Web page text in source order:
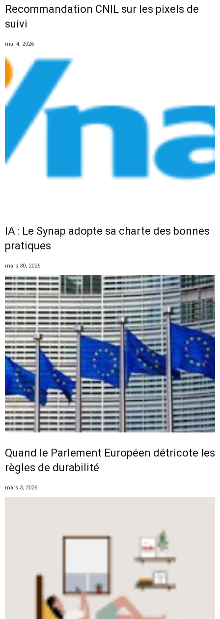
Recommandation CNIL sur les pixels de
suivi
mai 4, 2026
IA : Le Synap adopte sa charte des bonnes
pratiques
mars 30, 2026
Quand le Parlement Européen détricote les
règles de durabilité
mars 3, 2026